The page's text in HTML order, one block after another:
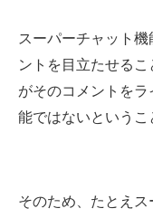
スーパーチャット
ントを目立たせる
がそのコメントを
能ではないというこ
そのため、たとえ